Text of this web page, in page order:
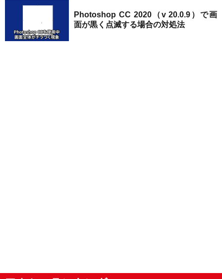
Photoshop CC 2020（v 20.0.9）で画
面が黒く点滅する場合の対処法